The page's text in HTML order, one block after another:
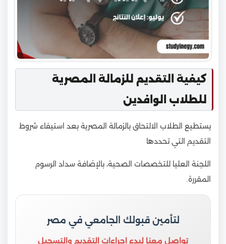
كيفية التقديم للزمالة المصرية
للطلاب الوافدين
يستطيع الطلاب الالتحاق بالزمالة المصرية بعد استيفاء شروط
التقديم التي تحددها
اللجنة العليا للتخصصات الصحية، بالإضافة سداد الرسوم
المقررة.
لتأمين قبولك الجامعي في مصر
تواصل معنا لبدء إجراءات التقديم والتسجيل